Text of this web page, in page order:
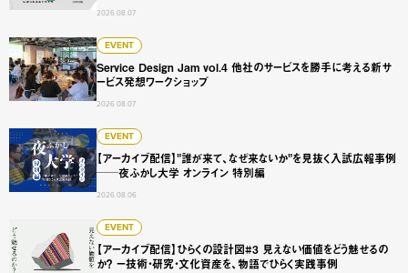
2026.08.07
EVENT
Service Design Jam vol.4 他社のサービスを勝手に考える新サ
ービス発想ワークショップ
2026.08.07
Service Design Jam vol.4 他社のサービスを勝手に考える
EVENT
【アーカイブ配信】"誰が来て、なぜ来ないか"を見抜く入試広報事例
──夜ふかし大学 オンライン 特別編
2026.08.06
【アーカイブ配信】"誰が来て、なぜ来ないか"を見抜く入
EVENT
【アーカイブ配信】ひらくの設計図#3 見えない価値をどう魅せるの
か？ ー技術・研究・文化資産を、物語でひらく実践事例
【アーカイブ配信】ひらくの設計図#3 見えない価値をどう